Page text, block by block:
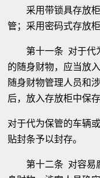
采用带锁具存放柜
管；采用密码式存放
第十一条 对于代为
的随身财物，应当放
随身财物管理人员和
后，放入存放柜中保存
对于代为保管的车辆
贴封条予以封存。
第十二条 对容易腐